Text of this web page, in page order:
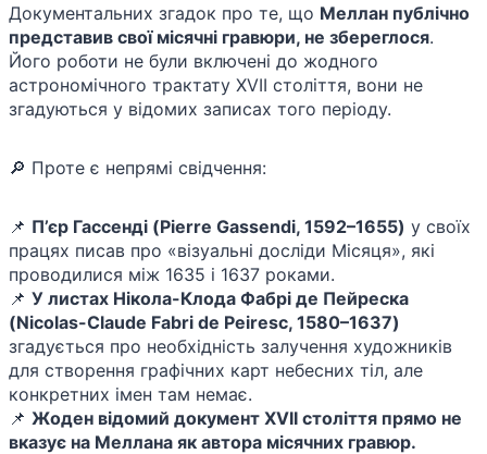
Документальних згадок про те, що Меллан публічно
представив свої місячні гравюри, не збереглося.
Його роботи не були включені до жодного
астрономічного трактату XVII століття, вони не
згадуються у відомих записах того періоду.
🔎 Проте є непрямі свідчення:
📌 П’єр Гассенді (Pierre Gassendi, 1592–1655) у своїх
працях писав про «візуальні досліди Місяця», які
проводилися між 1635 і 1637 роками.
📌 У листах Нікола-Клода Фабрі де Пейреска
(Nicolas-Claude Fabri de Peiresc, 1580–1637)
згадується про необхідність залучення художників
для створення графічних карт небесних тіл, але
конкретних імен там немає.
📌 Жоден відомий документ XVII століття прямо не
вказує на Меллана як автора місячних гравюр.